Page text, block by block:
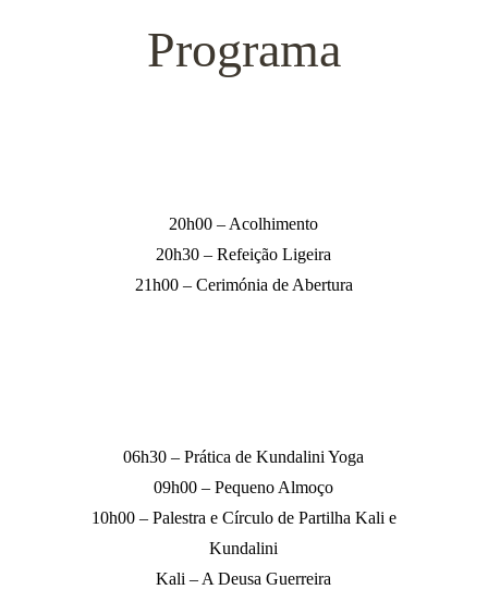
Programa
20h00 – Acolhimento
20h30 – Refeição Ligeira
21h00 – Cerimónia de Abertura
06h30 – Prática de Kundalini Yoga
09h00 – Pequeno Almoço
10h00 – Palestra e Círculo de Partilha Kali e
Kundalini
Kali – A Deusa Guerreira